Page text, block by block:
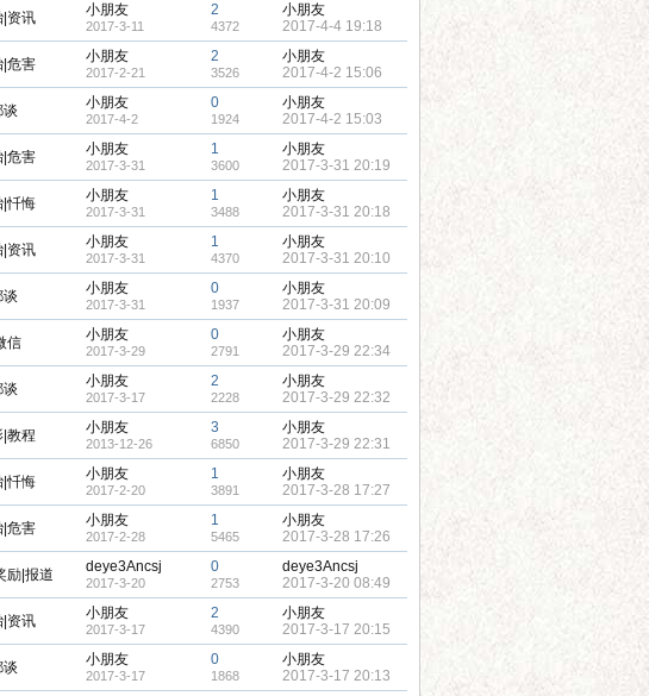
|资讯 小朋友
2017-3-11
2
4372
小朋友
2017-4-4 19:18
|危害 小朋友
2017-2-21
2
3526
小朋友
2017-4-2 15:06
谈 小朋友
2017-4-2
0
1924
小朋友
2017-4-2 15:03
|危害 小朋友
2017-3-31
1
3600
小朋友
2017-3-31 20:19
|忏悔 小朋友
2017-3-31
1
3488
小朋友
2017-3-31 20:18
|资讯 小朋友
2017-3-31
1
4370
小朋友
2017-3-31 20:10
谈 小朋友
2017-3-31
0
1937
小朋友
2017-3-31 20:09
信 小朋友
2017-3-29
0
2791
小朋友
2017-3-29 22:34
谈 小朋友
2017-3-17
2
2228
小朋友
2017-3-29 22:32
教程 小朋友
2013-12-26
3
6850
小朋友
2017-3-29 22:31
|忏悔 小朋友
2017-2-20
1
3891
小朋友
2017-3-28 17:27
|危害 小朋友
2017-2-28
1
5465
小朋友
2017-3-28 17:26
励|报道 deye3Ancsj
2017-3-20
0
2753
deye3Ancsj
2017-3-20 08:49
|资讯 小朋友
2017-3-17
2
4390
小朋友
2017-3-17 20:15
谈 小朋友
2017-3-17
0
1868
小朋友
2017-3-17 20:13